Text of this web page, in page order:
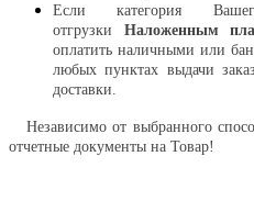
Если категория
отгрузки Наложенным
оплатить наличными или
любых пунктах выдачи
доставки.
Независимо от выбранного
отчетные документы на Товар!